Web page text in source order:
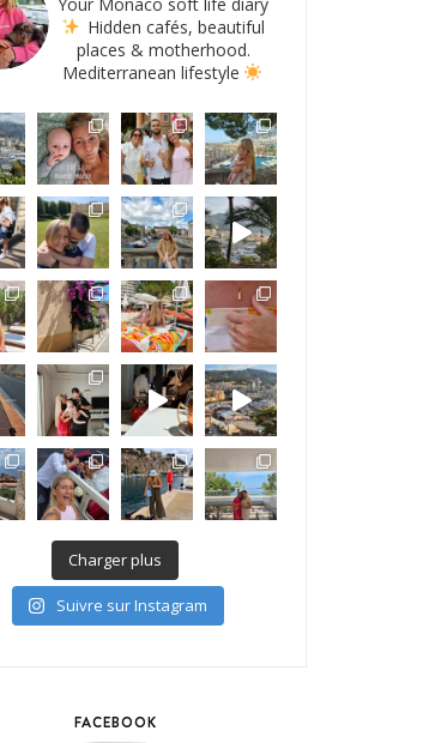
Hidden cafés, beautiful
places & motherhood.
Mediterranean lifestyle
Charger plus
Suivre sur Instagram
FACEBOOK